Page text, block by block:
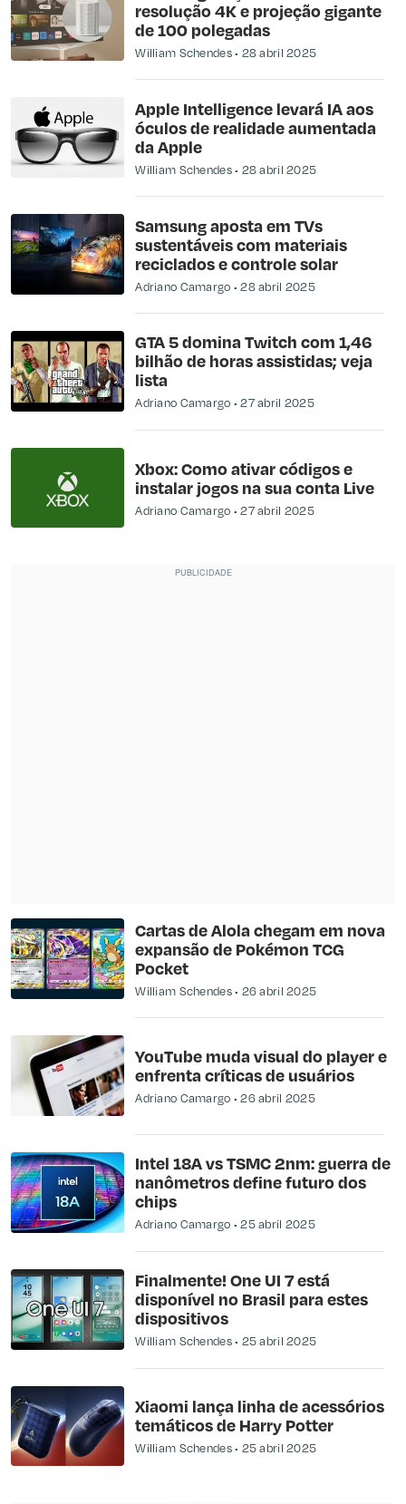
resolução 4K e projeção gigante
de 100 polegadas
William Schendes 28 abril 2025
Apple Intelligence levará IA aos
óculos de realidade aumentada
da Apple
William Schendes 28 abril 2025
Samsung aposta em TVs
sustentáveis com materiais
reciclados e controle solar
Adriano Camargo 28 abril 2025
GTA 5 domina Twitch com 1,46
bilhão de horas assistidas​; veja
lista
Adriano Camargo 27 abril 2025
Xbox: Como ativar códigos e
instalar jogos na sua conta Live
Adriano Camargo 27 abril 2025
Cartas de Alola chegam em nova
expansão de Pokémon TCG
Pocket
William Schendes 26 abril 2025
​YouTube muda visual do player e
enfrenta críticas de usuários​
Adriano Camargo 26 abril 2025
Intel 18A vs TSMC 2nm: guerra de
nanômetros define futuro dos
chips
Adriano Camargo 25 abril 2025
Finalmente! One UI 7 está
disponível no Brasil para estes
dispositivos
William Schendes 25 abril 2025
Xiaomi lança linha de acessórios
temáticos de Harry Potter
William Schendes 25 abril 2025